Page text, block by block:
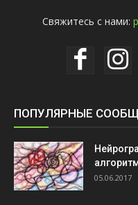
Свяжитесь с нами:
ПОПУЛЯРНЫЕ
05.06.2017